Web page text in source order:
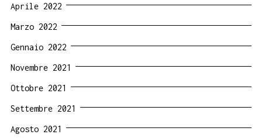
Aprile 2022
Marzo 2022
Gennaio 2022
Novembre 2021
Ottobre 2021
Settembre 2021
Agosto 2021